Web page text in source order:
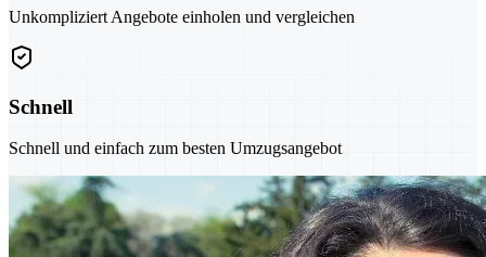
Unkompliziert Angebote einholen und vergleichen
Schnell
Schnell und einfach zum besten Umzugsangebot